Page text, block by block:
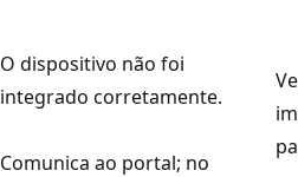
O dispositivo não foi
integrado corretamente.
Comunica ao portal; no